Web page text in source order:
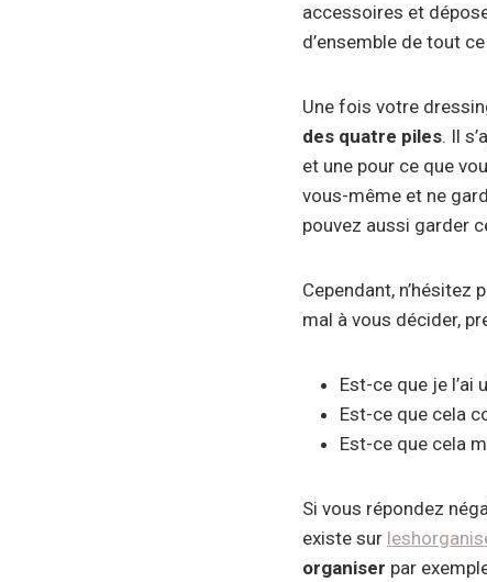
accessoires et
d’ensemble de tout
Une fois votre
des quatre piles. Il
et une pour ce que
vous-même et ne
pouvez aussi garder
Cependant, n’hésitez
mal à vous décider,
Est-ce que je l’ai
Est-ce que cela
Est-ce que cela
Si vous répondez
existe sur
organiser par